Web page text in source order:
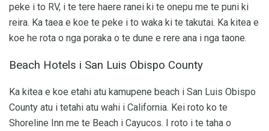
peke i to RV, i te tere haere ranei ki te onepu me te puni ki
reira. Ka taea e koe te peke i to waka ki te takutai. Ka kitea e
koe he rota o nga poraka o te dune e rere ana i nga taone.
Beach Hotels i San Luis Obispo County
Ka kitea e koe etahi atu kamupene beach i San Luis Obispo
County atu i tetahi atu wahi i California. Kei roto ko te
Shoreline Inn me te Beach i Cayucos. I roto i te taha o